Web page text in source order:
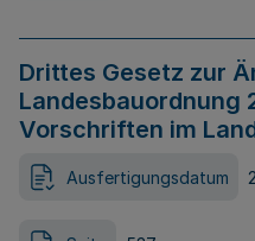
Drittes Gesetz zur
Landesbauordnung
Vorschriften im
Ausfertigungsdatum